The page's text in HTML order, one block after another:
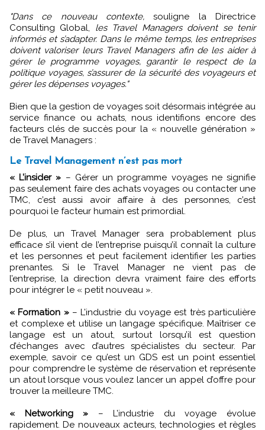
"Dans ce nouveau contexte,souligne la Directrice
Consulting Global, les Travel Managers doivent se tenir
informés et s’adapter. Dans le même temps, les entreprises
doivent valoriser leurs Travel Managers afin de les aider à
gérer le programme voyages, garantir le respect de la
politique voyages, s’assurer de la sécurité des voyageurs et
gérer les dépenses voyages."
Bien que la gestion de voyages soit désormais intégrée au
service finance ou achats, nous identifions encore des
facteurs clés de succès pour la « nouvelle génération »
de Travel Managers :
Le Travel Management n’est pas mort
« L’insider » – Gérer un programme voyages ne signifie
pas seulement faire des achats voyages ou contacter une
TMC, c’est aussi avoir affaire à des personnes, c’est
pourquoi le facteur humain est primordial.
De plus, un Travel Manager sera probablement plus
efficace s’il vient de l’entreprise puisqu’il connaît la culture
et les personnes et peut facilement identifier les parties
prenantes. Si le Travel Manager ne vient pas de
l’entreprise, la direction devra vraiment faire des efforts
pour intégrer le « petit nouveau ».
« Formation » – L’industrie du voyage est très particulière
et complexe et utilise un langage spécifique. Maîtriser ce
langage est un atout, surtout lorsqu’il est question
d’échanges avec d’autres spécialistes du secteur. Par
exemple, savoir ce qu’est un GDS est un point essentiel
pour comprendre le système de réservation et représente
un atout lorsque vous voulez lancer un appel d’offre pour
trouver la meilleure TMC.
« Networking » – L’industrie du voyage évolue
rapidement. De nouveaux acteurs, technologies et règles